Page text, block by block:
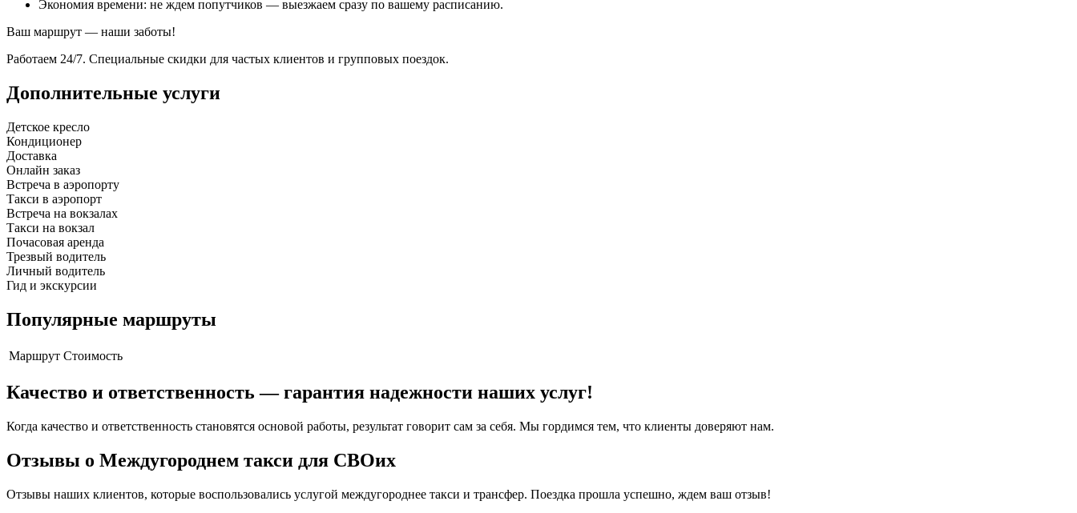
Экономия времени: не ждем попутчиков — выезжаем сразу по вашему расписанию.
Ваш маршрут — наши заботы!
Работаем 24/7. Специальные скидки для частых клиентов и групповых поездок.
Дополнительные услуги
Детское кресло
Кондиционер
Доставка
Онлайн заказ
Встреча в аэропорту
Такси в аэропорт
Встреча на вокзалах
Такси на вокзал
Почасовая аренда
Трезвый водитель
Личный водитель
Гид и экскурсии
Популярные маршруты
Маршрут Стоимость
Качество и ответственность — гарантия надежности наших услуг!
Когда качество и ответственность становятся основой работы, результат говорит сам за себя. Мы гордимся тем, что клиенты доверяют нам.
Отзывы о Междугороднем такси для СВОих
Отзывы наших клиентов, которые воспользовались услугой междугороднее такси и трансфер. Поездка прошла успешно, ждем ваш отзыв!